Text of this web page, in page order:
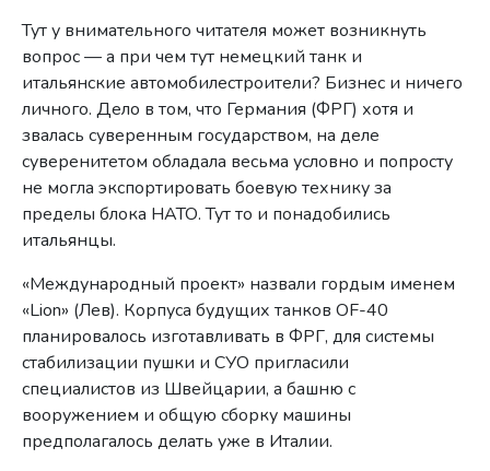
Тут у внимательного читателя может возникнуть
вопрос — а при чем тут немецкий танк и
итальянские автомобилестроители? Бизнес и ничего
личного. Дело в том, что Германия (ФРГ) хотя и
звалась суверенным государством, на деле
суверенитетом обладала весьма условно и попросту
не могла экспортировать боевую технику за
пределы блока НАТО. Тут то и понадобились
итальянцы.
«Международный проект» назвали гордым именем
«Lion» (Лев). Корпуса будущих танков OF-40
планировалось изготавливать в ФРГ, для системы
стабилизации пушки и СУО пригласили
специалистов из Швейцарии, а башню с
вооружением и общую сборку машины
предполагалось делать уже в Италии.